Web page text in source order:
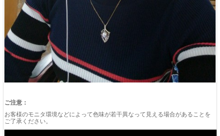
ご注意：
お客様のモニタ環境などによって色味が若干異なって見える場合があることを
ご了承ください。